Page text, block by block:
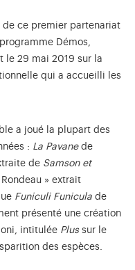
de ce premier partenariat
Démos,
le 29 mai 2019 sur la
qui a accueilli les
a joué la plupart des
: La Pavanede
de Samson et
» extrait
Funiculi Funicula de
présenté une création
intitulée Plussur le
des espèces.